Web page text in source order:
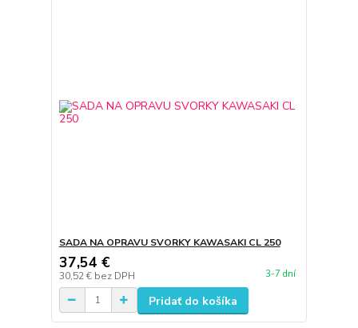
SADA NA OPRAVU SVORKY KAWASAKI CL 250
37,54 €
30,52 € bez DPH 3-7 dní
Pridať do košíka